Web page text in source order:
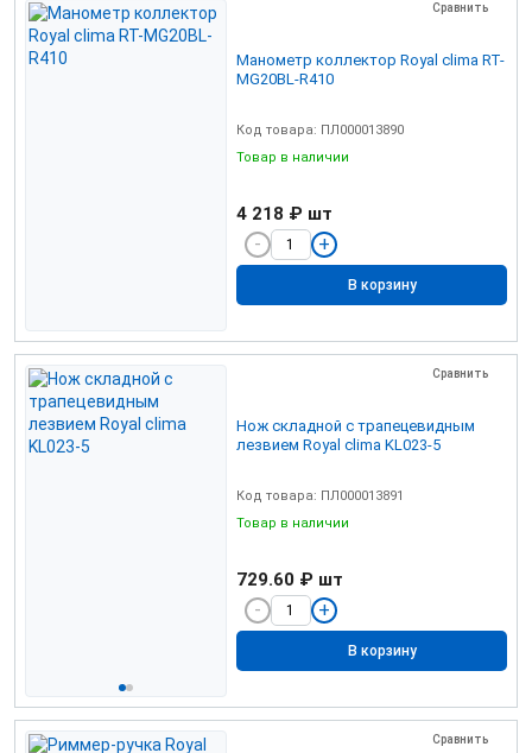
Сравнить
Манометр коллектор Royal clima RT-
MG20BL-R410
Код товара: ПЛ000013890
Товар в наличии
4 218 ₽ шт
В корзину
Сравнить
Нож складной с трапецевидным
лезвием Royal clima KL023-5
Код товара: ПЛ000013891
Товар в наличии
729.60 ₽ шт
В корзину
Сравнить